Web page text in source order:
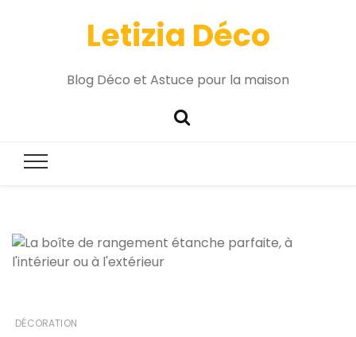
Letizia Déco
Blog Déco et Astuce pour la maison
DÉCORATION